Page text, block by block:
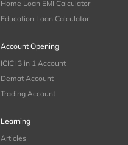
Home Loan EMI Calculator
Education Loan Calculator
Account Opening
ICICI 3 in 1 Account
Demat Account
Trading Account
Learning
Articles